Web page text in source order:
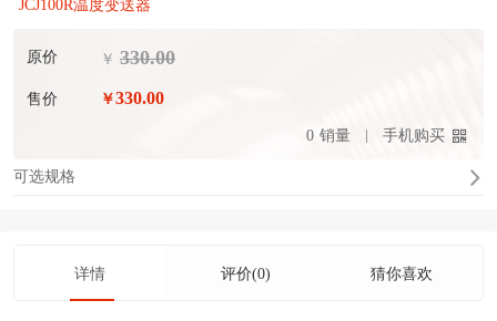
JCJ100R温度变送器
原价 ￥ 330.00
售价 ￥330.00
0 销量 手机购买
可选规格
详情 评价(0) 猜你喜欢